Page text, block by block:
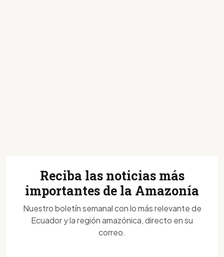
Reciba las noticias más
importantes de la Amazonía
Nuestro boletín semanal con lo más relevante de
Ecuador y la región amazónica, directo en su
correo.